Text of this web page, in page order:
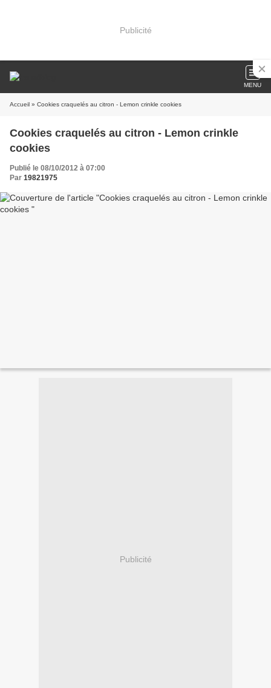
Publicité
MENU
Accueil » Cookies craquelés au citron - Lemon crinkle cookies
Cookies craquelés au citron - Lemon crinkle
cookies
Publié le 08/10/2012 à 07:00
Par 19821975
Publicité